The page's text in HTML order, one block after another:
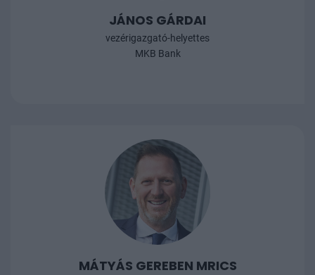
JÁNOS GÁRDAI
vezérigazgató-helyettes
MKB Bank
MÁTYÁS GEREBEN MRICS